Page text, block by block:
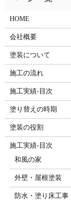
HOME
会社概要
塗装について
施工の流れ
施工実績-目次
塗り替えの時期
塗装の役割
施工実績-目次
和風の家
外壁・屋根塗装
防水・塗り床工事